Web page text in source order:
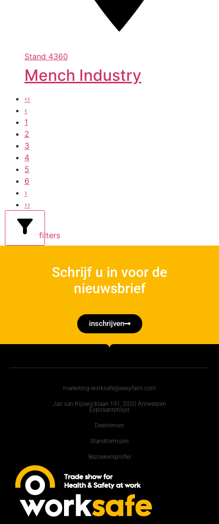
Stand 4360
Mench Industry
‹‹
‹
1
2
3
4
5
6
›
››
filters
Schrijf u in voor de
nieuwsbrief
inschrijven
marketing-worksafe@easyfairs.com
Jan van Rijswijcklaan 191, 2020 Antwerpen
Exposantenlijst
Deelnemen
Standformules
Bezoekersprofiel